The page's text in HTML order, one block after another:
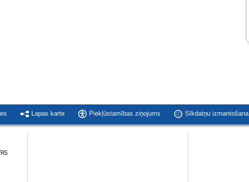
Lapas karte Piekļūstamības ziņojums Sīkdatņu izmantošana